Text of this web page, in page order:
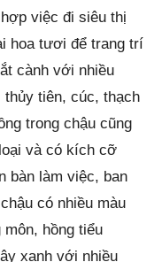
việc đi siêu thị
hoa tươi để trang trí
cành với nhiều
thủy tiên, cúc, thạch
trong chậu cũng
và có kích cỡ
bàn làm việc, ban
có nhiều màu
hồng tiểu
xanh với nhiều